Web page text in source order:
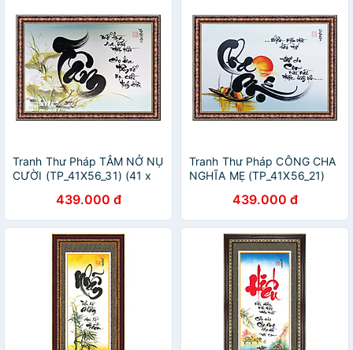
Tranh Thư Pháp TÂM NỞ NỤ
CƯỜI (TP_41X56_31) (41 x
439.000 đ
Tranh Thư Pháp CÔNG CHA
NGHĨA MẸ (TP_41X56_21)
439.000 đ